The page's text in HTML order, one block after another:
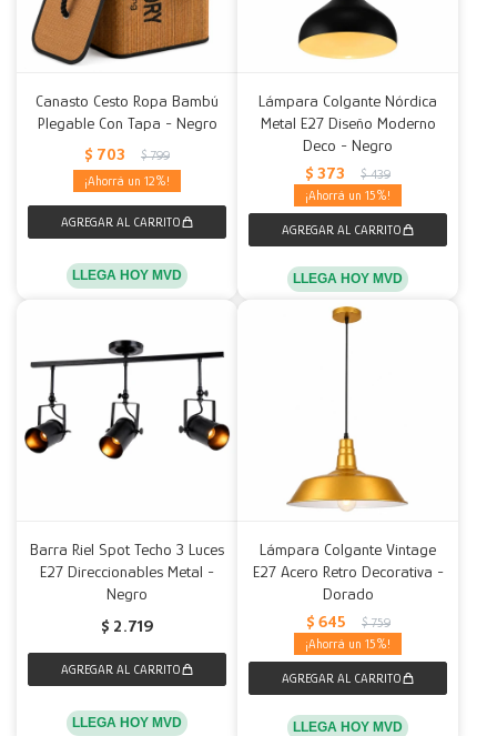
Canasto Cesto Ropa Bambú
Plegable Con Tapa - Negro
$ 703 $ 799
12
LLEGA HOY MVD
Lámpara Colgante Nórdica
Metal E27 Diseño Moderno
Deco - Negro
$ 373 $ 439
15
LLEGA HOY MVD
Barra Riel Spot Techo 3 Luces
E27 Direccionables Metal -
Negro
$ 2.719
LLEGA HOY MVD
Lámpara Colgante Vintage
E27 Acero Retro Decorativa -
Dorado
$ 645 $ 759
15
LLEGA HOY MVD